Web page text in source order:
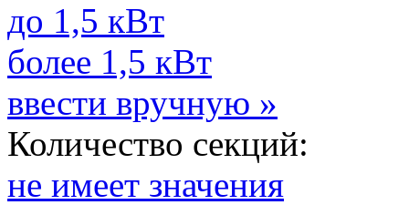
до 1,5 кВт
более 1,5 кВт
ввести вручную »
Количество секций:
не имеет значения